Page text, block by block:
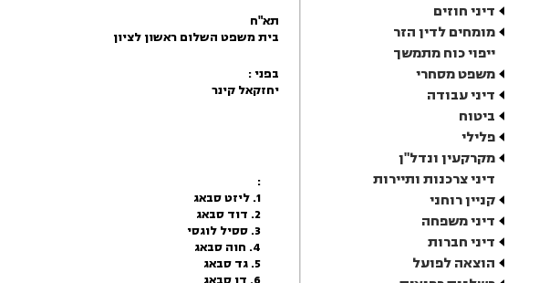
דיני חוזים
מומחים לדין הזר
ייפוי כוח מתמשך
משפט מסחרי
דיני עבודה
ביטוח
פלילי
מקרקעין ונדל"ן
דיני צרכנות ותיירות
קניין רוחני
דיני משפחה
דיני חברות
הוצאה לפועל
תא"ח
בית משפט השלום ראשון לציון
בפני :
יחזקאל קינר
:
1. ליזט סבאג
2. דוד סבאג
3. ססיל לוגסי
4. חוה סבאג
5. גד סבאג